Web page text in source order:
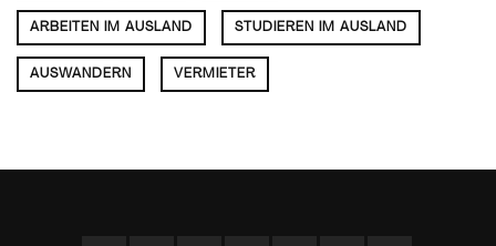
ARBEITEN IM AUSLAND STUDIEREN IM AUSLAND
AUSWANDERN VERMIETER